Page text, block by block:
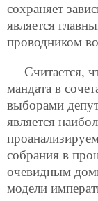
сохраняет
является
проводником
Считается,
мандата в
выборами
является
собрания в
очевидным
модели